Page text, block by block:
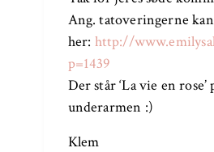
Ang. tatoveringerne
her: http://
p=1439
Der står ‘La vie en rose’
underarmen :)
Klem